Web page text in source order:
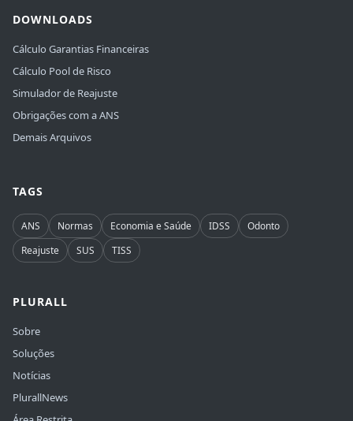
DOWNLOADS
Cálculo Garantias Financeiras
Cálculo Pool de Risco
Simulador de Reajuste
Obrigações com a ANS
Demais Arquivos
TAGS
ANS Normas Economia e Saúde IDSS
Odonto
Reajuste
SUS TISS
PLURALL
Sobre
Soluções
Notícias
PlurallNews